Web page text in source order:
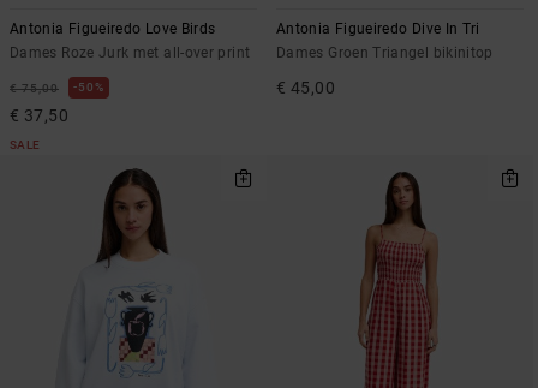
Antonia Figueiredo Love Birds
Dames Roze Jurk met all-over print
€ 75,00 50%
€ 37,50
SALE
Antonia Figueiredo Dive In Tri
Dames Groen Triangel bikinitop
€ 45,00